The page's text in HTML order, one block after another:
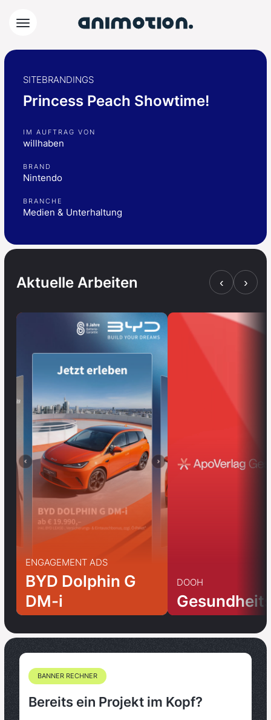
SITEBRANDINGS
Princess Peach Showtime!
IM AUFTRAG VON
willhaben
BRAND
Nintendo
BRANCHE
Medien & Unterhaltung
Aktuelle Arbeiten ‹ ›
ENGAGEMENT ADS
BYD Dolphin G
DM-i
DOOH
BANNER RECHNER
Bereits ein Projekt im Kopf?